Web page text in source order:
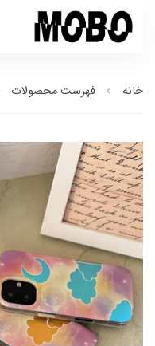
خانه فهرست محصولات